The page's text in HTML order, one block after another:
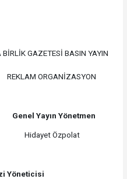
BASIN YAYIN
Genel Yayın Yönetmen
Hidayet Özpolat
Yöneticisi